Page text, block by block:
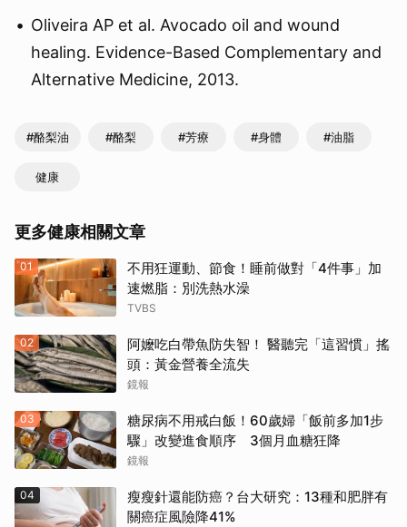
Oliveira AP et al. Avocado oil and wound
healing. Evidence-Based Complementary and
Alternative Medicine, 2013.
#酪梨油 #酪梨 #芳療 #身體 #油脂
健康
更多健康相關文章
01
不用狂運動、節食！睡前做對「4件事」加
速燃脂：別洗熱水澡
TVBS
02
阿嬤吃白帶魚防失智！ 醫聽完「這習慣」搖
頭：黃金營養全流失
鏡報
03
糖尿病不用戒白飯！60歲婦「飯前多加1步
驟」改變進食順序 3個月血糖狂降
鏡報
04
瘦瘦針還能防癌？台大研究：13種和肥胖有
關癌症風險降41%